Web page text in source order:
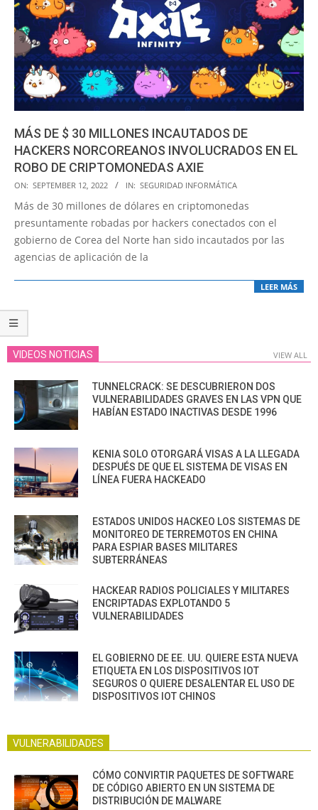
MÁS DE $ 30 MILLONES INCAUTADOS DE
HACKERS NORCOREANOS INVOLUCRADOS EN EL
ROBO DE CRIPTOMONEDAS AXIE
2022-
09-
12
ON: SEPTEMBER 12, 2022 IN: SEGURIDAD INFORMÁTICA
Más de 30 millones de dólares en criptomonedas
presuntamente robadas por hackers conectados con el
gobierno de Corea del Norte han sido incautados por las
agencias de aplicación de la
LEER MÁS
VIDEOS NOTICIAS VIEW ALL
TUNNELCRACK: SE DESCUBRIERON DOS
VULNERABILIDADES GRAVES EN LAS VPN QUE
HABÍAN ESTADO INACTIVAS DESDE 1996
KENIA SOLO OTORGARÁ VISAS A LA LLEGADA
DESPUÉS DE QUE EL SISTEMA DE VISAS EN
LÍNEA FUERA HACKEADO
ESTADOS UNIDOS HACKEO LOS SISTEMAS DE
MONITOREO DE TERREMOTOS EN CHINA
PARA ESPIAR BASES MILITARES
SUBTERRÁNEAS
HACKEAR RADIOS POLICIALES Y MILITARES
ENCRIPTADAS EXPLOTANDO 5
VULNERABILIDADES
EL GOBIERNO DE EE. UU. QUIERE ESTA NUEVA
ETIQUETA EN LOS DISPOSITIVOS IOT
SEGUROS O QUIERE DESALENTAR EL USO DE
DISPOSITIVOS IOT CHINOS
VULNERABILIDADES
CÓMO CONVIRTIR PAQUETES DE SOFTWARE
DE CÓDIGO ABIERTO EN UN SISTEMA DE
DISTRIBUCIÓN DE MALWARE